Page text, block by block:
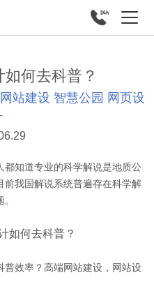
何去科普？
站建设 智慧公园 网页设
知道专业的科学解说是地质公
前我国解说系统普遍存在科学解
效率？高端网站建设，网站设